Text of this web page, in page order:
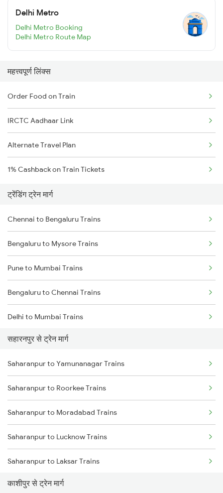
Delhi Metro
Delhi Metro Booking
Delhi Metro Route Map
महत्त्वपूर्ण लिंक्स
Order Food on Train
IRCTC Aadhaar Link
Alternate Travel Plan
1% Cashback on Train Tickets
ट्रेंडिंग ट्रेन मार्ग
Chennai to Bengaluru Trains
Bengaluru to Mysore Trains
Pune to Mumbai Trains
Bengaluru to Chennai Trains
Delhi to Mumbai Trains
Mumbai to Pune Trains
Delhi to Jammu Trains
Mumbai to Delhi Trains
Mumbai to Goa Trains
Chennai to Coimbatore Trains
सहारनपुर से ट्रेन मार्ग
Saharanpur to Yamunanagar Trains
Saharanpur to Roorkee Trains
Saharanpur to Moradabad Trains
Saharanpur to Lucknow Trains
Saharanpur to Laksar Trains
Saharanpur to Rajpura Trains
काशीपुर से ट्रेन मार्ग